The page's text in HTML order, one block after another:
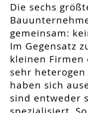
Die sechs
gemeinsam:
Im Gegensatz
kleinen Firmen
sehr
haben sich
sind entweder